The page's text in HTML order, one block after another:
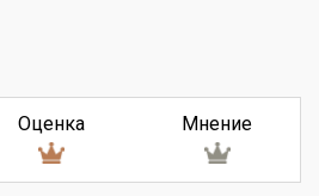
Оценка Мнение